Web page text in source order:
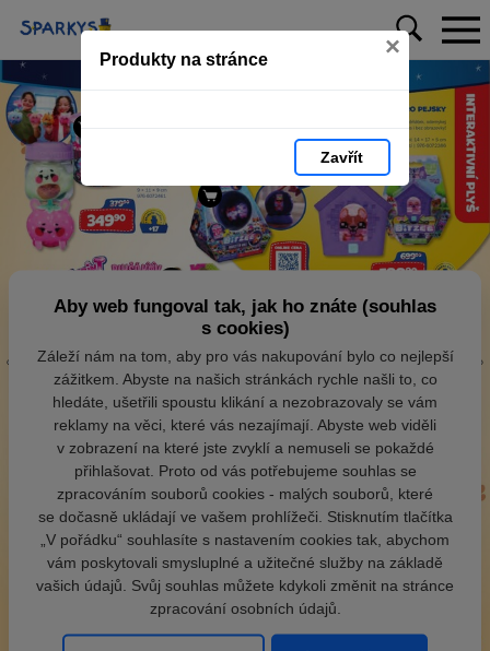
Produkty na stránce ×
Zavřít
Aby web fungoval tak, jak ho znáte (souhlas
s cookies)
Záleží nám na tom, aby pro vás nakupování bylo co nejlepší
zážitkem. Abyste na našich stránkách rychle našli to, co
hledáte, ušetřili spoustu klikání a nezobrazovaly se vám
reklamy na věci, které vás nezajímají. Abyste web viděli
v zobrazení na které jste zvyklí a nemuseli se pokaždé
přihlašovat. Proto od vás potřebujeme souhlas se
zpracováním souborů cookies - malých souborů, které
se dočasně ukládají ve vašem prohlížeči. Stisknutím tlačítka
„V pořádku“ souhlasíte s nastavením cookies tak, abychom
vám poskytovali smysluplné a užitečné služby na základě
vašich údajů. Svůj souhlas můžete kdykoli změnit na stránce
zpracování osobních údajů.